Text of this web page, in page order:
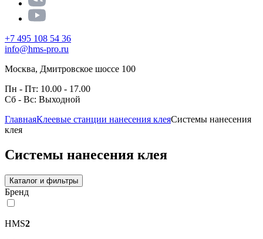
+7 495 108 54 36
info@hms-pro.ru
Москва, Дмитровское шоссе 100
Пн - Пт: 10.00 - 17.00
Сб - Вс: Выходной
ГлавнаяКлеевые станции нанесения клеяСистемы нанесения
клея
Системы нанесения клея
Каталог и фильтры
Бренд
HMS2